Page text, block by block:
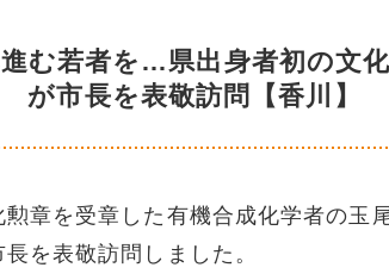
む若者を…県出身者初の文
が市長を表敬訪問【香川】
章を受章した有機合成化学者の玉
を表敬訪問しました。